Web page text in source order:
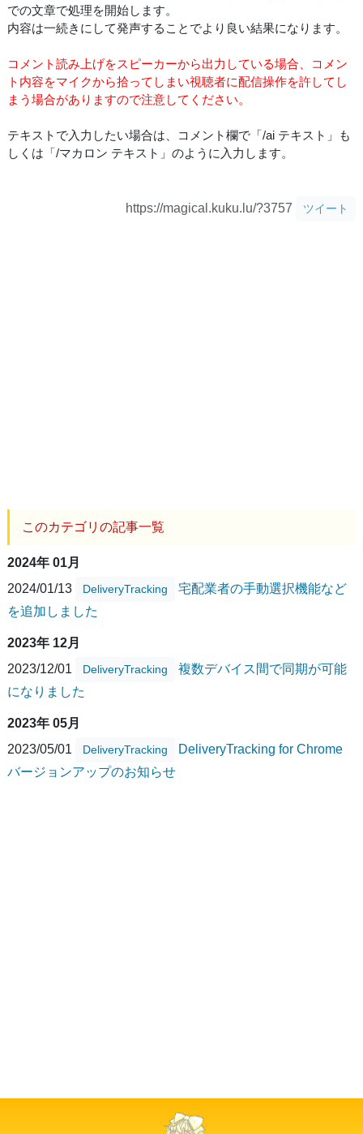
での文章で処理を開始します。
内容は一続きにして発声することでより良い結果になります。
コメント読み上げをスピーカーから出力している場合、コメン
ト内容をマイクから拾ってしまい視聴者に配信操作を許してし
まう場合がありますので注意してください。
テキストで入力したい場合は、コメント欄で「/ai テキスト」も
しくは「/マカロン テキスト」のように入力します。
https://magical.kuku.lu/?3757 ツイート
このカテゴリの記事一覧
2024年 01月
2024/01/13
DeliveryTracking
宅配業者の手動選択機能など
を追加しました
2023年 12月
2023/12/01
DeliveryTracking
複数デバイス間で同期が可能
になりました
2023年 05月
2023/05/01
DeliveryTracking
DeliveryTracking for Chrome
バージョンアップのお知らせ